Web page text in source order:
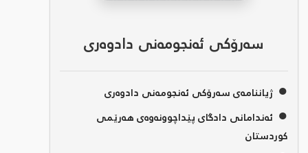
سەرۆکی ئەنجومەنی دادوەری
●ژیاننامەی سەرۆکی ئەنجومەنی دادوەری
● ئەندامانی دادگای پێداچوونەوەی هەرێمی
کوردستان